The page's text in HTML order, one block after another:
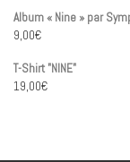
Album « Nine » par
9,00€
T-Shirt "NINE"
19,00€